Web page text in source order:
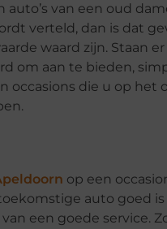
van een oud
verteld, dan is dat
waard zijn. Staan
om aan te bieden,
occasions die u op
op een
auto goed
een goede service.